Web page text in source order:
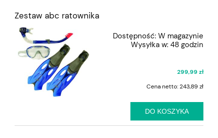
Zestaw abc ratownika
Dostępność: W magazynie
Wysyłka w: 48 godzin
299,99 zł
Cena netto:243,89 zł
DO KOSZYKA